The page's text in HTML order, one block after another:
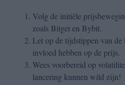
Volg de initiële
zoals Bitget en Bybit.
Let op de tijdstippen van
invloed hebben op de prijs.
Wees voorbereid op
lancering kunnen wild zijn!